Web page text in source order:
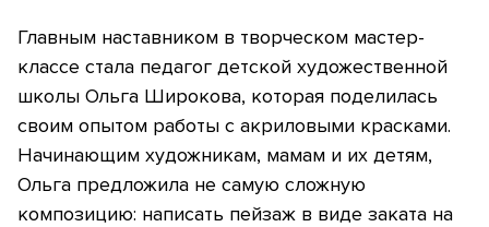
Главным наставником в творческом мастер-
классе стала педагог детской художественной
школы Ольга Широкова, которая поделилась
своим опытом работы с акриловыми красками.
Начинающим художникам, мамам и их детям,
Ольга предложила не самую сложную
композицию: написать пейзаж в виде заката на